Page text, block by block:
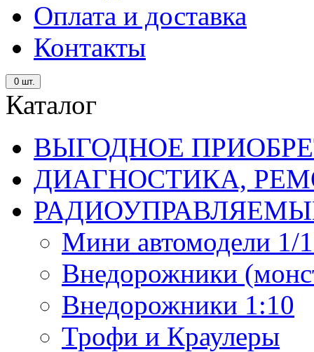
Оплата и доставка
Контакты
0 шт.
Каталог
ВЫГОДНОЕ
ДИАГНОСТИКА,
Мини автомодели 1/
Внедорожники
Внедорожники 1:10
Трофи и Краулеры